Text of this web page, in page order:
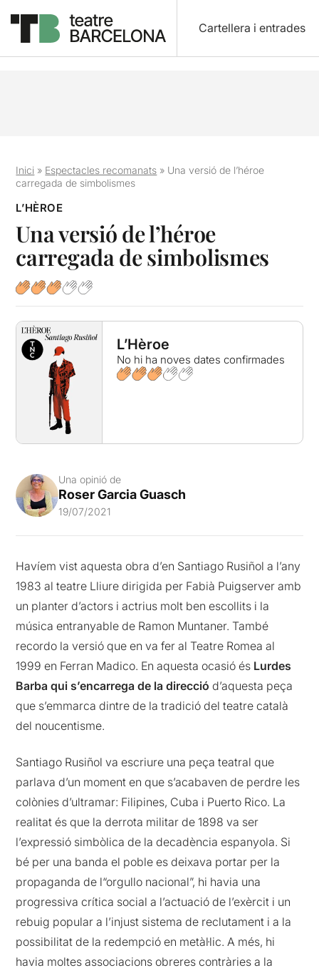
Cartellera i entrades
Inici » Espectacles recomanats » Una versió de l’héroe
carregada de simbolismes
L’HÈROE
Una versió de l’héroe
carregada de simbolismes
L’Hèroe
No hi ha noves dates confirmades
Una opinió de
Roser Garcia Guasch
19/07/2021
Havíem vist aquesta obra d’en Santiago Rusiñol a l’any
1983 al teatre Lliure dirigida per Fabià Puigserver amb
un planter d’actors i actrius molt ben escollits i la
música entranyable de Ramon Muntaner. També
recordo la versió que en va fer al Teatre Romea al
1999 en Ferran Madico. En aquesta ocasió és Lurdes
Barba qui s’encarrega de la direcció d’aquesta peça
que s’emmarca dintre de la tradició del teatre català
del noucentisme.
Santiago Rusiñol va escriure una peça teatral que
parlava d’un moment en que s’acabaven de perdre les
colònies d’ultramar: Filipines, Cuba i Puerto Rico. La
realitat és que la derrota militar de 1898 va ser
l’expressió simbòlica de la decadència espanyola. Si
bé per una banda el poble es deixava portar per la
propaganda de l“orgullo nacional”, hi havia una
progressiva crítica social a l’actuació de l’exèrcit i un
rebuig popular a l’injust sistema de reclutament i a la
possibilitat de la redempció en metàl·lic. A més, hi
havia moltes associacions obreres contràries a la